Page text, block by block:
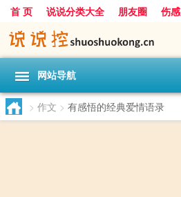
首 页 说说分类大全 朋友圈 伤感
励志
爱情 搞笑
网站导航
> 作文 > 有感悟的经典爱情语录